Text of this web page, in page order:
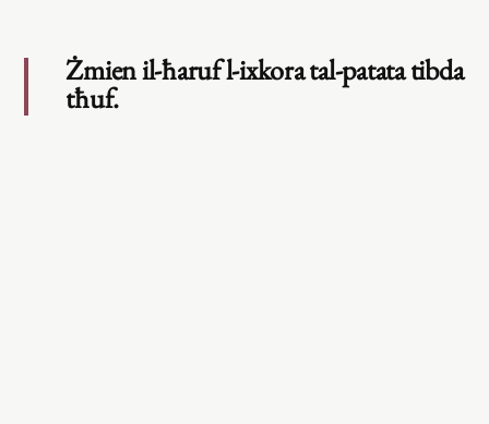
Żmien il-ħaruf l-ixkora tal-patata tibda
tħuf.